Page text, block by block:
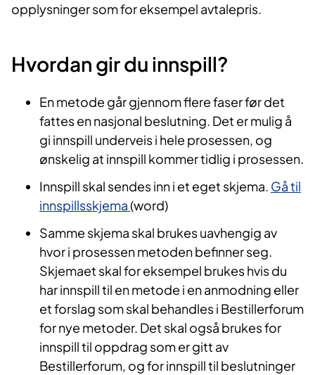
opplysninger som for eksempel avtalepris.
Hvordan gir du innspill?
En metode går gjennom flere faser før det
fattes en nasjonal beslutning.​​​​ Det er mulig å
gi innspill underveis i hele prosessen,​ og
ønskelig at innspill kommer tidlig i prosessen.
Innspill skal sendes inn i et eget skjema. Gå til
innspillsskjema(word)
Samme skjema skal brukes uavhengig av
hvor i prosessen metoden befinner seg.
Skjemaet skalfor eksempel brukes hvis du
har innspill til en metode i enanmodning eller
et forslag som skal behandles i Bestillerforum
for nye metoder. Det skal også brukesfor
innspill til oppdrag som er gitt av
Bestillerforum, ogforinnspill til beslutninger